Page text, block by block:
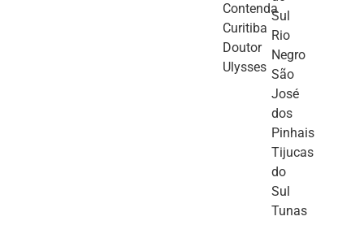
Contenda
Curitiba
Doutor
Ulysses
Sul
Rio
Negro
São
José
dos
Pinhais
Tijucas
do
Sul
Tunas